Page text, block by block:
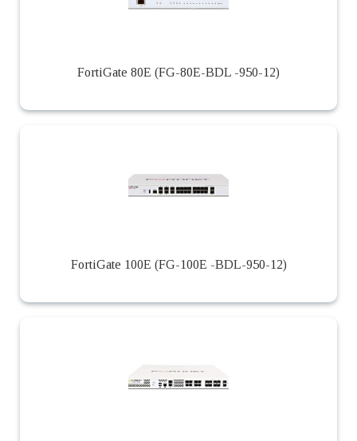
FortiGate 80E (FG-80E-BDL -950-12)
FortiGate 100E (FG-100E -BDL-950-12)